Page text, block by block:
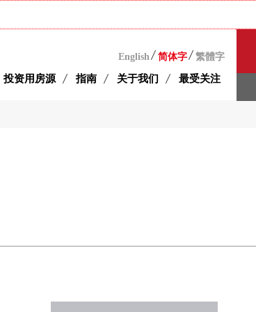
English 简体字 繁體字
投资用房源 指南 关于我们 最受关注